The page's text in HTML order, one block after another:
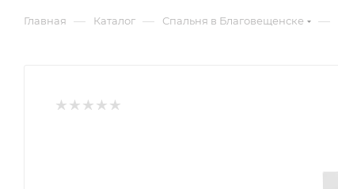
Главная — Каталог — Спальня в Благовещенске —